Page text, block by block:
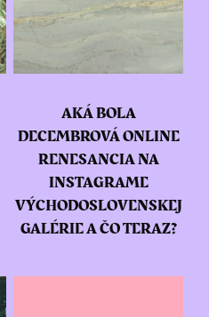
AKÁ BOLA
DECEMBROVÁ ONLINE
RENESANCIA NA
INSTAGRAME
VÝCHODOSLOVENSKEJ
GALÉRIE A ČO TERAZ?